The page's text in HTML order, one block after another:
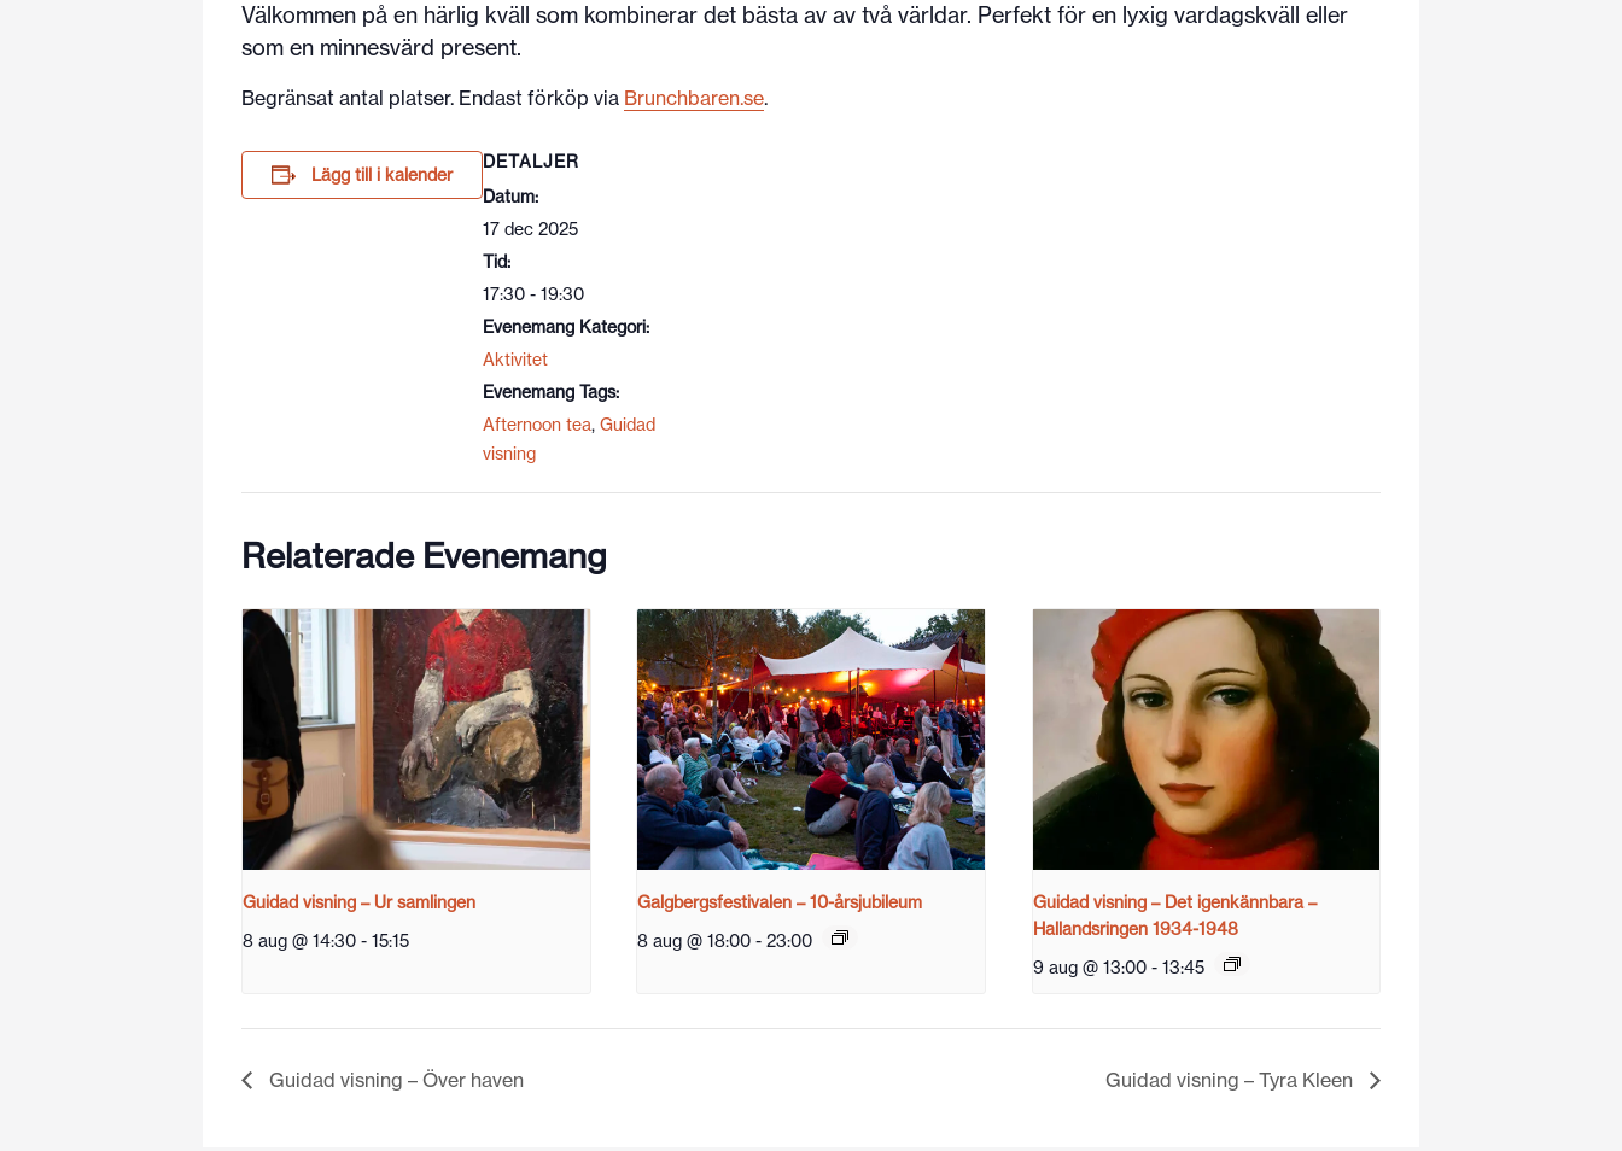
Välkommen på en härlig kväll som kombinerar det bästa av av två världar. Perfekt för en lyxig vardagskväll eller
som en minnesvärd present.
Begränsat antal platser. Endast förköp via Brunchbaren.se.
Lägg till i kalender
DETALJER
Datum:
17 dec 2025
Tid:
17:30 - 19:30
Evenemang Kategori:
Aktivitet
Evenemang Tags:
Afternoon tea, Guidad
visning
Relaterade Evenemang
Guidad visning – Ur samlingen
8 aug @ 14:30 - 15:15
Galgbergsfestivalen – 10-årsjubileum
8 aug @ 18:00 - 23:00
Guidad visning – Det igenkännbara –
Hallandsringen 1934-1948
9 aug @ 13:00 - 13:45
Guidad visning – Över haven Guidad visning – Tyra Kleen